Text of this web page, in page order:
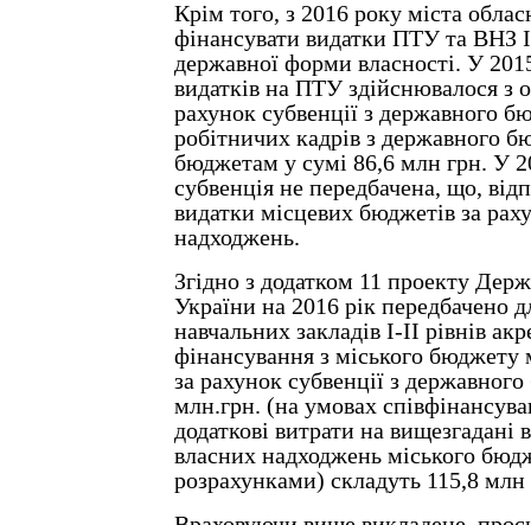
Крім того, з 2016 року міста
фінансувати видатки ПТУ та ВНЗ І-
державної форми власності. У
видатків на ПТУ здійснювалося з
рахунок субвенції з державного
робітничих кадрів з державного
бюджетам у сумі 86,6 млн грн. У
субвенція не передбачена, що,
видатки місцевих бюджетів за
надходжень.
Згідно з додатком 11 проекту
України на 2016 рік передбачено
навчальних закладів І-ІІ рівнів
фінансування з міського бюджету
за рахунок субвенції з
млн.грн. (на умовах
додаткові витрати на вищезгадані
власних надходжень міського
розрахунками) складуть 115,8 млн